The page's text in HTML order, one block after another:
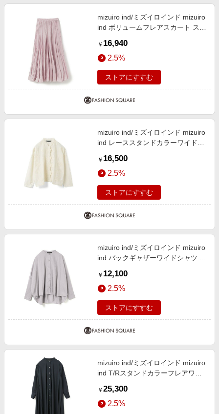
mizuiro ind/ミズイロインド mizuiro
ind ボリュームフレアスカート スモ
￥ 16,940
2.5%
ストアにすすむ
mizuiro ind/ミズイロインド mizuiro
ind レーススタンドカラーワイドシ
￥ 16,500
2.5%
ストアにすすむ
mizuiro ind/ミズイロインド mizuiro
ind バックギャザーワイドシャツ ラ
￥ 12,100
2.5%
ストアにすすむ
mizuiro ind/ミズイロインド mizuiro
ind T/Rスタンドカラーフレアワン
￥ 25,300
2.5%